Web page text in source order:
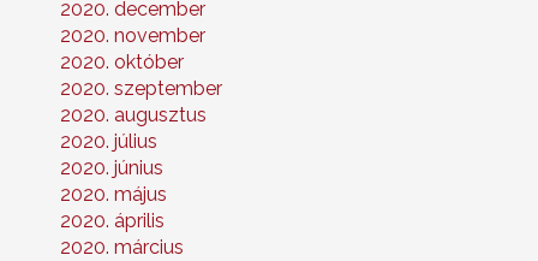
2020. december
2020. november
2020. október
2020. szeptember
2020. augusztus
2020. július
2020. június
2020. május
2020. április
2020. március